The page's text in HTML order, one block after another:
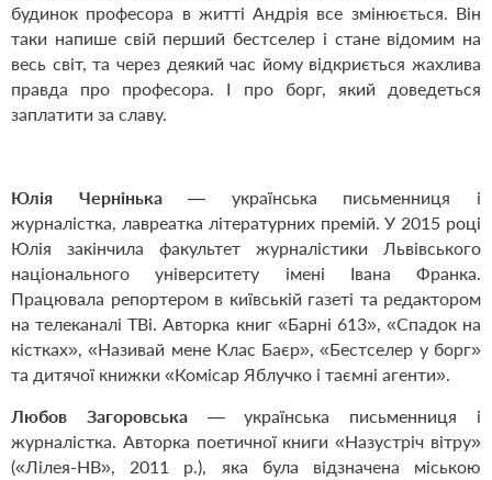
будинок професора в житті Андрія все змінюється. Він
таки напише свій перший бестселер і стане відомим на
весь світ, та через деякий час йому відкриється жахлива
правда про професора. І про борг, який доведеться
заплатити за славу.
Юлія Чернінька— українська письменниця і
журналістка, лавреатка літературних премій. У 2015 році
Юлія закінчила факультет журналістики Львівського
національного університету імені Івана Франка.
Працювала репортером в київській газеті та редактором
на телеканалі ТВі. Авторка книг «Барні 613», «Спадок на
кістках», «Називай мене Клас Баєр», «Бестселер у борг»
та дитячої книжки «Комісар Яблучко і таємні агенти».
Любов Загоровська— українська письменниця і
журналістка. Авторка поетичної книги «Назустріч вітру»
(«Лілея-НВ», 2011 р.), яка була відзначена міською